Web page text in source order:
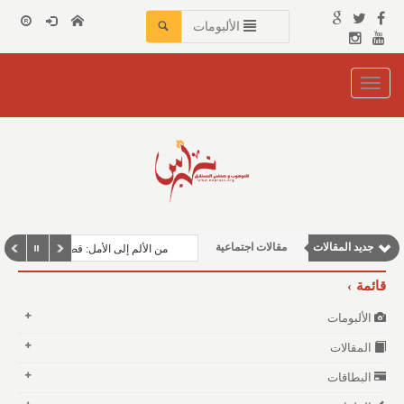
الألبومات
Toggle
navigation
جديد المقالات مقالات اجتماعية
نوافذ الثقافة و الأدب
من الألم إلى الأمل: قصة حصوات
قائمة
الألبومات
المقالات
البطاقات